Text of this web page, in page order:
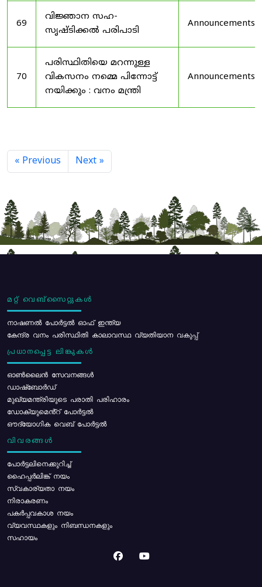
69
വിജ്ഞാന സഹ-
സൃഷ്ടിക്കൽ പരിപാടി
Announcements
70
പരിസ്ഥിതിയെ മറന്നുള്ള
വികസനം നമ്മെ പിന്നോട്ട്
നയിക്കും : വനം മന്ത്രി
Announcements
« Previous Next »
മറ്റ് വെബ്സൈറ്റുകൾ
നാഷണൽ പോർട്ടൽ ഓഫ് ഇന്ത്യ
കേന്ദ്ര വനം പരിസ്ഥിതി കാലാവസ്ഥ വ്യതിയാന വകുപ്പ്
പ്രധാനപ്പെട്ട ലിങ്കുകൾ
ഓൺലൈൻ സേവനങ്ങൾ
ഡാഷ്ബോർഡ്
മുഖ്യമന്ത്രിയുടെ പരാതി പരിഹാരം
ഡോക്യുമെൻ്റ് പോർട്ടൽ
ഔദ്യോഗിക വെബ് പോർട്ടൽ
വിവരങ്ങൾ
പോര്‍ട്ടലിനെക്കുറിച്ച്
ഹൈപ്പർലിങ്ക് നയം
സ്വകാര്യതാ നയം
നിരാകരണം
പകർപ്പവകാശ നയം
വ്യവസ്ഥകളും നിബന്ധനകളും
സഹായം